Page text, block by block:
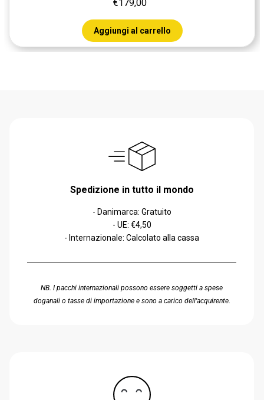
€179,00
Aggiungi al carrello
Spedizione in tutto il mondo
- Danimarca: Gratuito
- UE: €4,50
- Internazionale: Calcolato alla cassa
NB. I pacchi internazionali possono essere soggetti a spese
doganali o tasse di importazione e sono a carico dell'acquirente.